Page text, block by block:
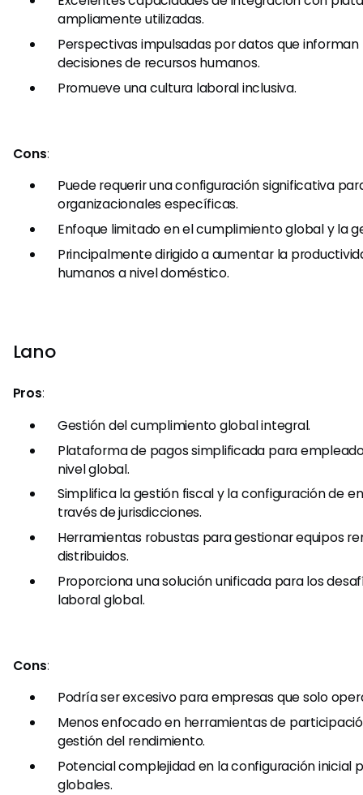
ampliamente utilizadas.
Perspectivas impulsadas por datos que informan
decisiones de recursos humanos.
Promueve una cultura laboral inclusiva.
Cons:
Puede requerir una configuración significativa
organizacionales específicas.
Enfoque limitado en el cumplimiento global y la
Principalmente dirigido a aumentar la
humanos a nivel doméstico.
Lano
Pros:
Gestión del cumplimiento global integral.
Plataforma de pagos simplificada para
nivel global.
Simplifica la gestión fiscal y la configuración de
través de jurisdicciones.
Herramientas robustas para gestionar equipos
distribuidos.
Proporciona una solución unificada para los
laboral global.
Cons:
Podría ser excesivo para empresas que solo
Menos enfocado en herramientas de
gestión del rendimiento.
Potencial complejidad en la configuración inicial
globales.